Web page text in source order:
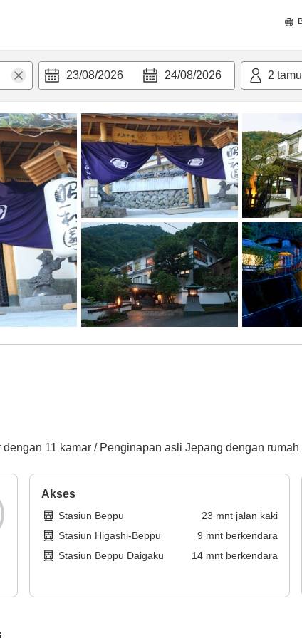
23/08/2026 24/08/2026 2
11 kamar / Penginapan asli Jepang dengan
Akses
Stasiun Beppu 23 mnt jalan kaki
Stasiun Higashi-Beppu
9 mnt berkendara
Stasiun Beppu Daigaku
14mnt berkendara